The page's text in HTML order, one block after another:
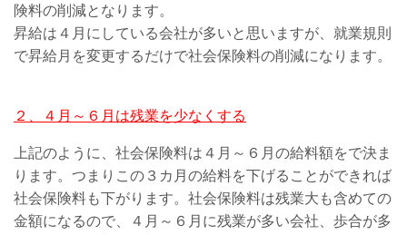
険料の削減となります。
昇給は４月にしている会社が多いと思いますが、就業規則
で昇給月を変更するだけで社会保険料の削減になります。
２、４月～６月は残業を少なくする
上記のように、社会保険料は４月～６月の給料額をで決ま
ります。つまりこの３カ月の給料を下げることができれば
社会保険料も下がります。社会保険料は残業大も含めての
金額になるので、４月～６月に残業が多い会社、歩合が多